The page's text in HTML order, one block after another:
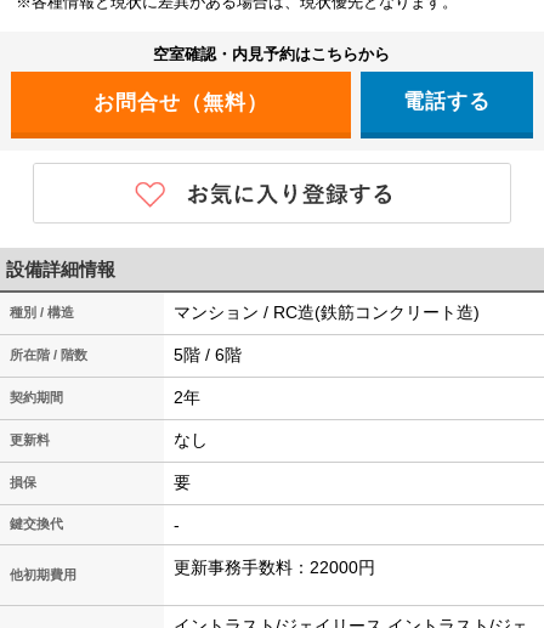
空室確認・内見予約はこちらから
電話する
設備詳細情報
種別 / 構造 マンション / RC造(鉄筋コンクリート造)
所在階 / 階数 5階 / 6階
契約期間 2年
更新料 なし
損保 要
鍵交換代 -
他初期費用 更新事務手数料：22000円